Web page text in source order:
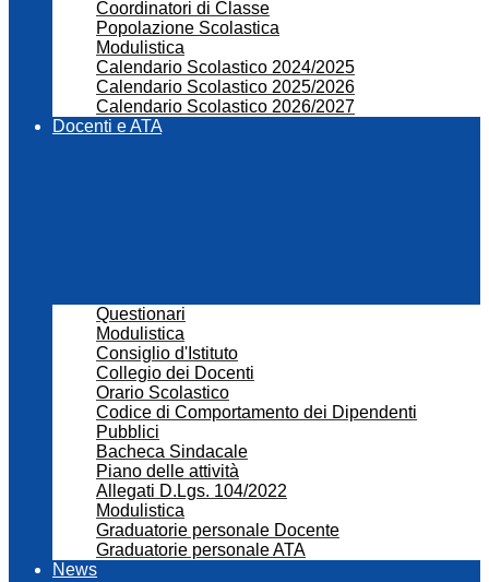
Coordinatori di Classe
Popolazione Scolastica
Modulistica
Calendario Scolastico 2024/2025
Calendario Scolastico 2025/2026
Calendario Scolastico 2026/2027
Docenti e ATA
Questionari
Modulistica
Consiglio d'Istituto
Collegio dei Docenti
Orario Scolastico
Codice di Comportamento dei Dipendenti
Pubblici
Bacheca Sindacale
Piano delle attività
Allegati D.Lgs. 104/2022
Modulistica
Graduatorie personale Docente
Graduatorie personale ATA
News